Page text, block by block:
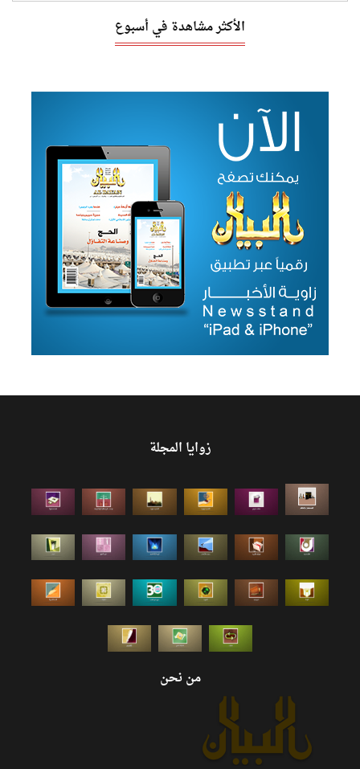
الأكثر مشاهدة في أسبوع
زوايا المجلة
من نحن